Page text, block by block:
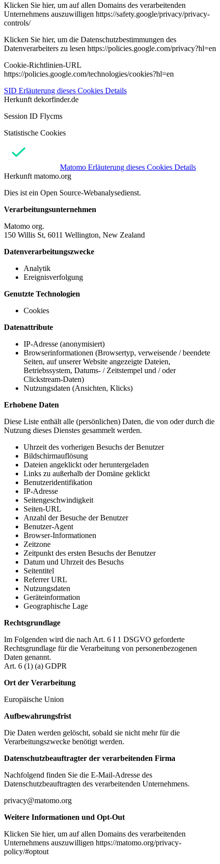
Klicken Sie hier, um auf allen Domains des verarbeitenden
Unternehmens auszuwilligen https://safety.google/privacy/privacy-
controls/
Klicken Sie hier, um die Datenschutzbestimmungen des
Datenverarbeiters zu lesen https://policies.google.com/privacy?hl=en
Cookie-Richtlinien-URL
https://policies.google.com/technologies/cookies?hl=en
SID Erläuterung dieses Cookies Details
Herkunft dekorfinder.de
Session ID Flycms
Statistische Cookies
Matomo Erläuterung dieses Cookies Details
Herkunft matomo.org
Dies ist ein Open Source-Webanalysedienst.
Verarbeitungsunternehmen
Matomo org.
150 Willis St, 6011 Wellington, New Zealand
Datenverarbeitungszwecke
Analytik
Ereignisverfolgung
Genutzte Technologien
Cookies
Datenattribute
IP-Adresse (anonymisiert)
Browserinformationen (Browsertyp, verweisende / beendete
Seiten, auf unserer Website angezeigte Dateien,
Betriebssystem, Datums- / Zeitstempel und / oder
Clickstream-Daten)
Nutzungsdaten (Ansichten, Klicks)
Erhobene Daten
Diese Liste enthält alle (persönlichen) Daten, die von oder durch die
Nutzung dieses Dienstes gesammelt werden.
Uhrzeit des vorherigen Besuchs der Benutzer
Bildschirmauflösung
Dateien angeklickt oder heruntergeladen
Links zu außerhalb der Domäne geklickt
Benutzeridentifikation
IP-Adresse
Seitengeschwindigkeit
Seiten-URL
Anzahl der Besuche der Benutzer
Benutzer-Agent
Browser-Informationen
Zeitzone
Zeitpunkt des ersten Besuchs der Benutzer
Datum und Uhrzeit des Besuchs
Seitentitel
Referrer URL
Nutzungsdaten
Geräteinformation
Geographische Lage
Rechtsgrundlage
Im Folgenden wird die nach Art. 6 I 1 DSGVO geforderte
Rechtsgrundlage für die Verarbeitung von personenbezogenen
Daten genannt.
Art. 6 (1) (a) GDPR
Ort der Verarbeitung
Europäische Union
Aufbewahrungsfrist
Die Daten werden gelöscht, sobald sie nicht mehr für die
Verarbeitungszwecke benötigt werden.
Datenschutzbeauftragter der verarbeitenden Firma
Nachfolgend finden Sie die E-Mail-Adresse des
Datenschutzbeauftragten des verarbeitenden Unternehmens.
privacy@matomo.org
Weitere Informationen und Opt-Out
Klicken Sie hier, um auf allen Domains des verarbeitenden
Unternehmens auszuwilligen https://matomo.org/privacy-
policy/#optout